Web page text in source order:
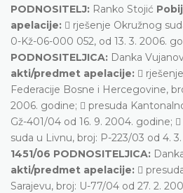
PODNOSITELJ: Ranko Stojić
apelacije:  rješenje Okružnog
0-Kž-06-000 052, od 13. 3. 2006.
PODNOSITELJICA: Danka
akti/predmet apelacije: 
Federacije Bosne i Hercegovine,
2006. godine;  presuda
Gž-401/04 od 16. 9. 2004. godine;
suda u Livnu, broj: P-223/03 od 4.
1451/06 PODNOSITELJICA:
akti/predmet apelacije: 
Sarajevu, broj: U-77/04 od 27. 2.